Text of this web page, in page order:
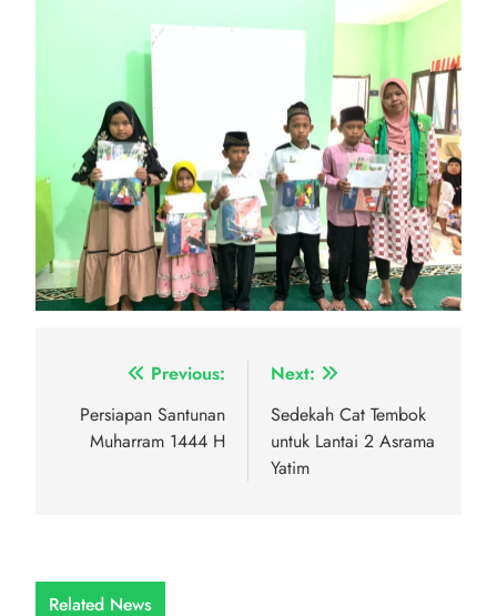
Navigasi
pos
Previous:
Persiapan Santunan
Muharram 1444 H
Next:
Sedekah Cat Tembok
untuk Lantai 2 Asrama
Yatim
Related News